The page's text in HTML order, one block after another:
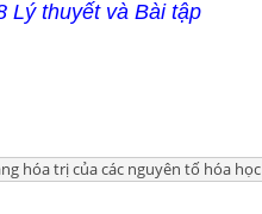
Lý thuyết và Bài tập
hóa trị của các nguyên tố hóa học